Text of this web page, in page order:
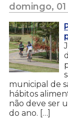
domingo,
municipal de
hábitos
não deve ser
do ano. […]